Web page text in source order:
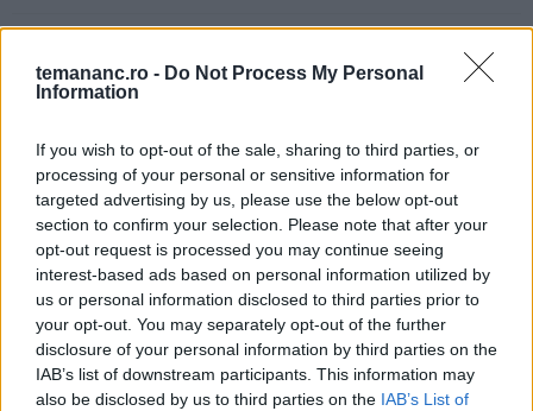
temananc.ro - Do Not Process My Personal
Information
If you wish to opt-out of the sale, sharing to third parties, or
processing of your personal or sensitive information for
targeted advertising by us, please use the below opt-out
section to confirm your selection. Please note that after your
opt-out request is processed you may continue seeing
interest-based ads based on personal information utilized by
us or personal information disclosed to third parties prior to
your opt-out. You may separately opt-out of the further
disclosure of your personal information by third parties on the
IAB’s list of downstream participants. This information may
also be disclosed by us to third parties on the IAB’s List of
Gulaș de vită - rețeta originală
ungurească
Gulaș de porc - rețeta tradițională
ungurească